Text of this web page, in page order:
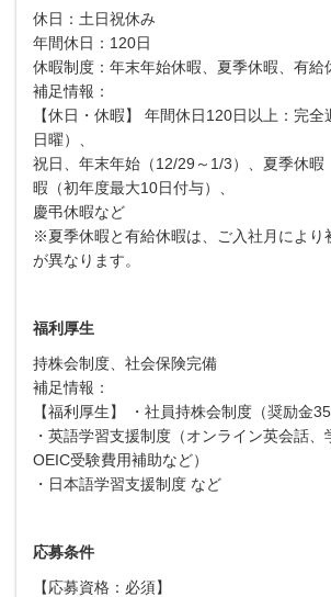
休日：土日祝休み
年間休日：120日
休暇制度：年末年始休暇、夏季休暇、有給
補足情報：
【休日・休暇】 年間休日120日以上：完全
日曜）、
祝日、年末年始（12/29～1/3）、夏季休暇
暇（初年度最大10日付与）、
慶弔休暇など
※夏季休暇と有給休暇は、ご入社月により
が異なります。
福利厚生
持株会制度、社会保険完備
補足情報：
【福利厚生】 ・社員持株会制度（奨励金
・英語学習支援制度（オンライン英会話
OEIC受験費用補助など）
・日本語学習支援制度 など
応募条件
【応募資格：必須】